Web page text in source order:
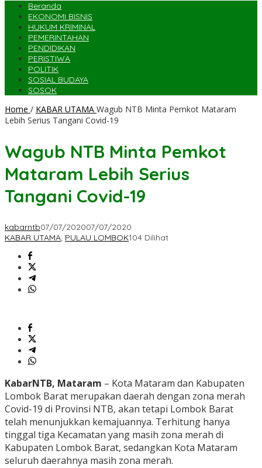
Beranda
EKONOMI BISNIS
HUKUM KRIMINAL
PEMERINTAHAN
PENDIDIKAN
PERISTIWA
POLITIK
SOSIAL BUDAYA
SOSOK
Home / KABAR UTAMA Wagub NTB Minta Pemkot Mataram
Lebih Serius Tangani Covid-19
Wagub NTB Minta Pemkot
Mataram Lebih Serius
Tangani Covid-19
kabarntb07/07/202007/07/2020
KABAR UTAMA, PULAU LOMBOK104 Dilihat
KabarNTB, Mataram – Kota Mataram dan Kabupaten
Lombok Barat merupakan daerah dengan zona merah
Covid-19 di Provinsi NTB, akan tetapi Lombok Barat
telah menunjukkan kemajuannya. Terhitung hanya
tinggal tiga Kecamatan yang masih zona merah di
Kabupaten Lombok Barat, sedangkan Kota Mataram
seluruh daerahnya masih zona merah.